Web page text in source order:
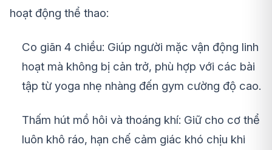
hoạt động thể thao:
Co giãn 4 chiều: Giúp người mặc vận động linh
hoạt mà không bị cản trở, phù hợp với các bài
tập từ yoga nhẹ nhàng đến gym cường độ cao.
Thấm hút mồ hôi và thoáng khí: Giữ cho cơ thể
luôn khô ráo, hạn chế cảm giác khó chịu khi